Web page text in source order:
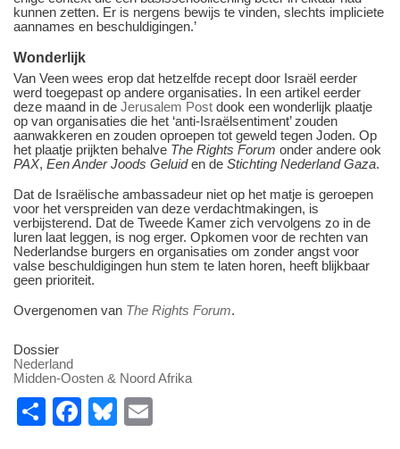
kunnen zetten. Er is nergens bewijs te vinden, slechts impliciete
aannames en beschuldigingen.’
Wonderlijk
Van Veen wees erop dat hetzelfde recept door Israël eerder
werd toegepast op andere organisaties. In een artikel eerder
deze maand in de Jerusalem Post dook een wonderlijk plaatje
op van organisaties die het ‘anti-Israëlsentiment’ zouden
aanwakkeren en zouden oproepen tot geweld tegen Joden. Op
het plaatje prijkten behalve The Rights Forum onder andere ook
PAX, Een Ander Joods Geluiden de Stichting Nederland Gaza.
Dat de Israëlische ambassadeur niet op het matje is geroepen
voor het verspreiden van deze verdachtmakingen, is
verbijsterend. Dat de Tweede Kamer zich vervolgens zo in de
luren laat leggen, is nog erger. Opkomen voor de rechten van
Nederlandse burgers en organisaties om zonder angst voor
valse beschuldigingen hun stem te laten horen, heeft blijkbaar
geen prioriteit.
Overgenomen van The Rights Forum.
Dossier
Nederland
Midden-Oosten & Noord Afrika
S
F
Bl